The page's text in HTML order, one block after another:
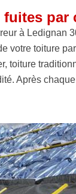
fuites par
à Ledignan
votre toiture
toiture
Après